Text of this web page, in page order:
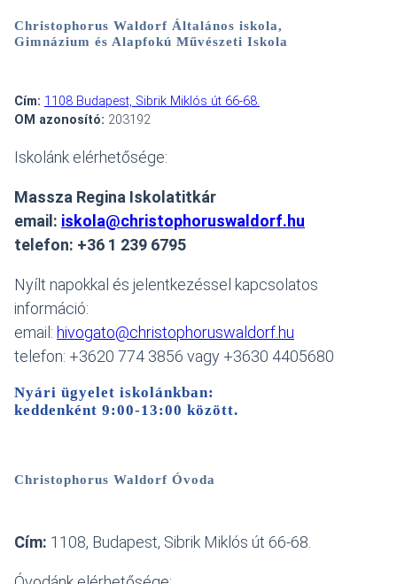
Christophorus Waldorf Általános iskola,
Gimnázium és Alapfokú Művészeti Iskola
Cím: 1108 Budapest, Sibrik Miklós út 66-68.
OM azonosító: 203192
Iskolánk elérhetősége:
Massza Regina Iskolatitkár
email: iskola@christophoruswaldorf.hu
telefon: +36 1 239 6795
Nyílt napokkal és jelentkezéssel kapcsolatos
információ:
email: hivogato@christophoruswaldorf.hu
telefon: +3620 774 3856 vagy +3630 4405680
Nyári ügyelet iskolánkban:
keddenként 9:00-13:00 között.
Christophorus Waldorf Óvoda
Cím: 1108, Budapest, Sibrik Miklós út 66-68.